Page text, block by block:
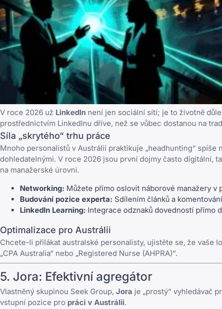
V roce 2026 už LinkedIn není jen sociální sítí; je to životně
prostřednictvím LinkedInu dříve, než se vůbec dostanou na
Síla „skrytého“ trhu práce
Mnoho personalistů v Austrálii praktikuje „headhunting“
dohledatelnými. V roce 2026 jsou první dojmy často digitální,
na manažerské úrovni.
Networking: Můžete přímo oslovit náborové manažery v
Budování pozice experta: Sdílením článků a
LinkedIn Learning: Integrace odznaků dovedností přímo
Optimalizace pro Austrálii
Chcete-li přilákat australské personalisty, ujistěte se, že vaše
„CPA Australia“ nebo „Registered Nurse (AHPRA)“.
5. Jora: Efektivní agregátor
Vlastněný skupinou Seek Group, Jora je „prostý“ vyhledávač
vstupní pozice pro práci v Austrálii.